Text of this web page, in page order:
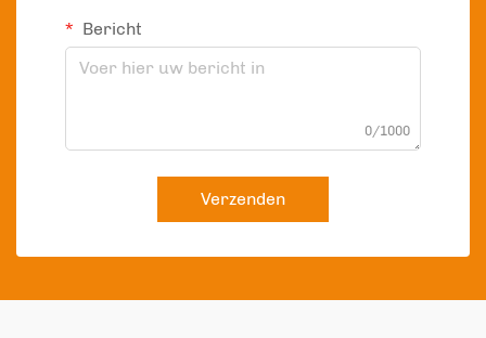
Bericht
0/1000
Verzenden